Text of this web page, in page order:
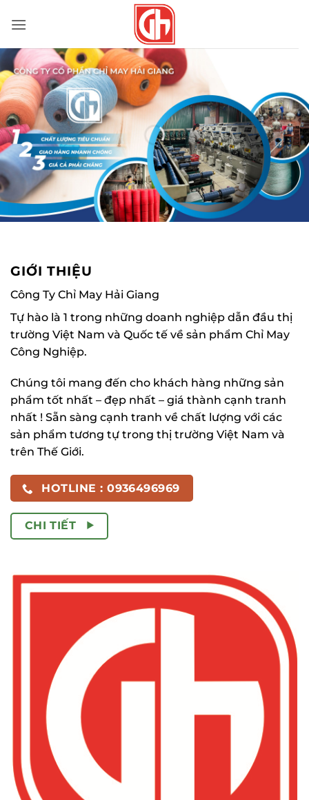
qua
dung
GIỚI THIỆU
Công Ty Chỉ May Hải Giang
Tự hào là 1 trong những doanh nghiệp dẫn đầu thị
trường Việt Nam và Quốc tế về sản phẩm Chỉ May
Công Nghiệp.
Chúng tôi mang đến cho khách hàng những sản
phẩm tốt nhất – đẹp nhất – giá thành cạnh tranh
nhất ! Sẵn sàng cạnh tranh về chất lượng với các
sản phẩm tương tự trong thị trường Việt Nam và
trên Thế Giới.
HOTLINE : 0936496969
CHI TIẾT